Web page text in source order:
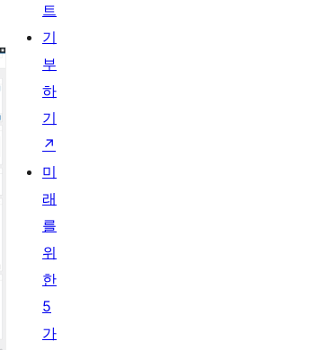
트
기
부
하
기
↗
미
래
를
위
한
5
가